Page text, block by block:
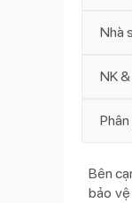
Nhà
NK
Bên
bảo